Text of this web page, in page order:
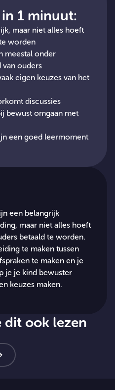
1 minuut:
maar niet alles hoeft
worden
meestal onder
ouders
eigen keuzes van het
discussies
bewust omgaan met
een goed leermoment
een belangrijk
maar niet alles hoeft
betaald te worden.
te maken tussen
te maken en je
je je kind bewuster
keuzes maken.
dit ook lezen